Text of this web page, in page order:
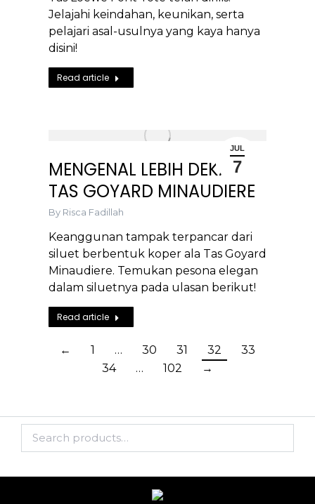
Jelajahi keindahan, keunikan, serta
pelajari asal-usulnya yang kaya hanya
disini!
Read article
JUL
7
MENGENAL LEBIH DEKAT:
TAS GOYARD MINAUDIERE
By Risca Fadillah
Keanggunan tampak terpancar dari
siluet berbentuk koper ala Tas Goyard
Minaudiere. Temukan pesona elegan
dalam siluetnya pada ulasan berikut!
Read article
← 1 … 30 31 32
33
34
… 102 →